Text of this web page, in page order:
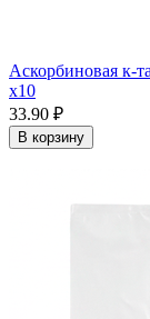
Аскорбиновая к-
x10
33.90 ₽
В корзину